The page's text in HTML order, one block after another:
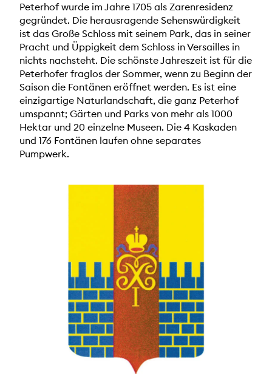
Peterhof wurde im Jahre 1705 als Zarenresidenz
gegründet. Die herausragende Sehenswürdigkeit
ist das Große Schloss mit seinem Park, das in seiner
Pracht und Üppigkeit dem Schloss in Versailles in
nichts nachsteht. Die schönste Jahreszeit ist für die
Peterhofer fraglos der Sommer, wenn zu Beginn der
Saison die Fontänen eröffnet werden. Es ist eine
einzigartige Naturlandschaft, die ganz Peterhof
umspannt; Gärten und Parks von mehr als 1000
Hektar und 20 einzelne Museen. Die 4 Kaskaden
und 176 Fontänen laufen ohne separates
Pumpwerk.